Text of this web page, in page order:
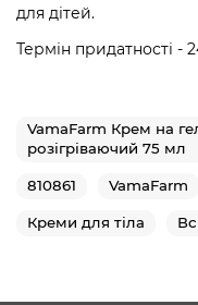
для дітей.
Термін придатності -
VamaFarm Крем на
розігріваючий 75 мл
810861 VamaFarm
Креми для тіла